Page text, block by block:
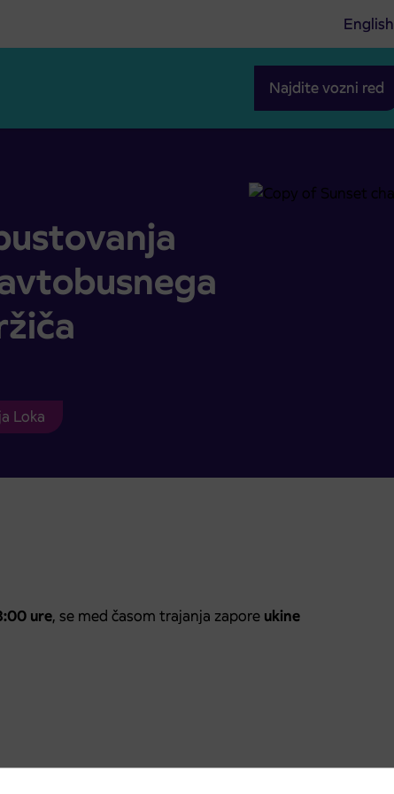
English
Najdite vozni red
prometa na območju Tržiča
Loka
ure, se med časom trajanja zapore ukine